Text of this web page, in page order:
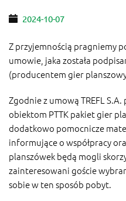
2024-10-07
Z przyjemnością pragniemy
umowie, jaka została
(producentem gier
Zgodnie z umową TREFL
obiektom PTTK pakiet gier
dodatkowo pomocnicze
informujące o współpracy
planszówek będą mogli
zainteresowani goście
sobie w ten sposób pobyt.